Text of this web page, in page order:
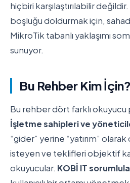
hiçbiri karşılaştırılabilir
boşluğu doldurmak için,
MikroTik tabanlı yaklaşımı
sunuyor.
Bu Rehber Kim İçin?
Bu rehber dört farklı okuyucu
İşletme sahipleri ve
“gider” yerine “yatırım”
isteyen ve teklifleri objektif
okuyucular. KOBİ IT